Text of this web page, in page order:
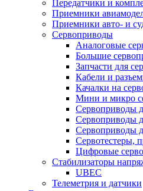
Передатчики и
Приемники
Приемники авто- и
Сервоприводы
Аналоговые
Большие
Запчасти для
Кабели и
Качалки на
Мини и микро
Сервоприводы
Сервоприводы
Сервоприводы
Сервотестеры,
Цифровые
Стабилизаторы
UBEC
Телеметрия и датчики